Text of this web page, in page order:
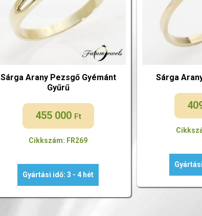
Sárga Arany Pezsgő Gyémánt
Gyűrű
455 000 Ft
Cikkszám: FR269
Gyártási idő: 3 - 4 hét
Sárga